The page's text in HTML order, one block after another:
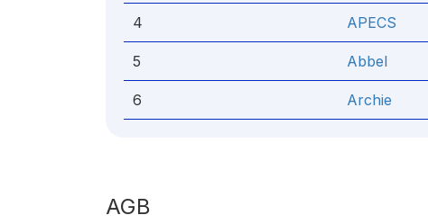
4 APECS
5 Abbel
6 Archie
AGB